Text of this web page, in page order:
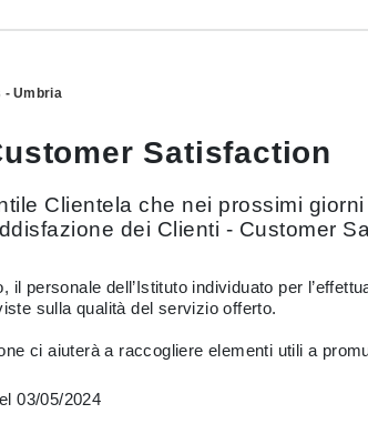
- Umbria
Satisfaction
Clientela che nei prossimi
dei Clienti - Customer
il personale dell’Istituto individuato per
sulla qualità del servizio offerto.
ci aiuterà a raccogliere elementi utili a
03/05/2024